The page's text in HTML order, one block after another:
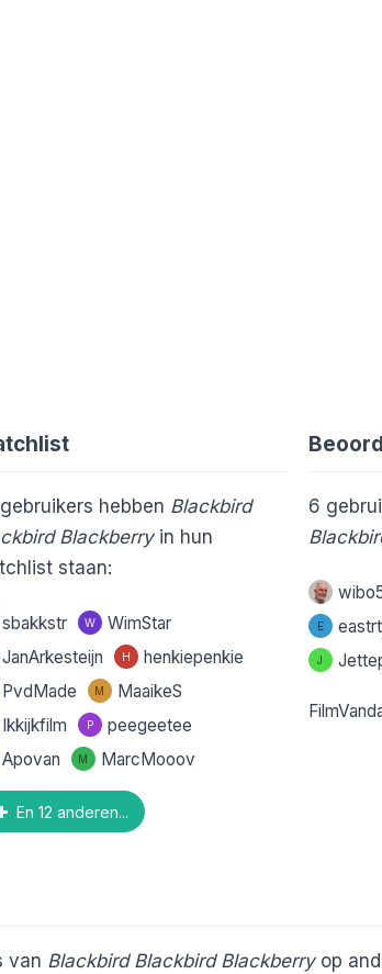
gebruikers hebben Blackbird
Blackberryin hun
staan:
sbakkstr W WimStar
JanArkesteijn H henkiepenkie
PvdMade M MaaikeS
Ikkijkfilm P peegeetee
Apovan M MarcMooov
En 12 anderen...
6
E
J
van Blackbird Blackbird Blackberryop